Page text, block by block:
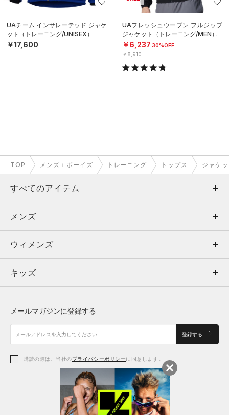
UAチーム インサレーテッド ジャケ
ット（トレーニング/UNISEX）
￥17,600
UAフレッシュウーブン フルジップ
ジャケット（トレーニング/MEN）
￥6,237 30%OFF
￥8,910
TOP メンズ＋ボーイズ トレーニング トップス ジャケ
すべてのアイテム
メンズ
ウィメンズ
キッズ
アクセサリー
メンズ
トップス
ボトムス
アクセサリー
ウィメンズ
トップス
シューズ
アクセサリー
キッズ
シューズ
メールマガジンに登録する
登録する
購読の際は、当社のプライバシーポリシーに同意します。